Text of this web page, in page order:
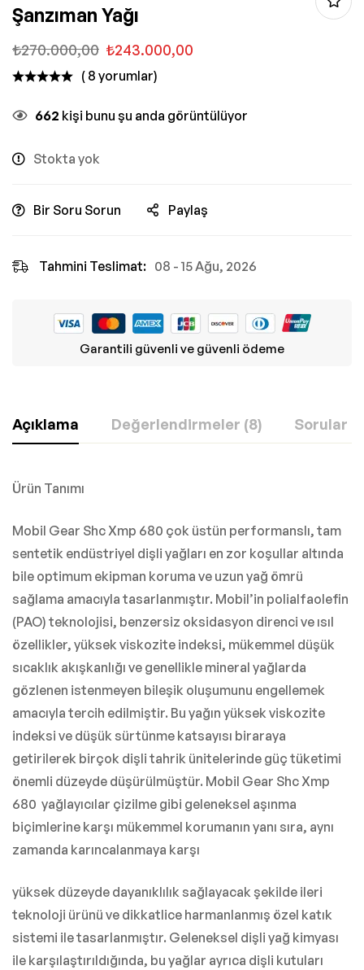
Şanzıman Yağı
₺270.000,00 ₺243.000,00
( 8 yorumlar)
662 kişi bunu şu anda görüntülüyor
Stokta yok
Bir Soru Sorun Paylaş
Tahmini Teslimat: 08 - 15 Ağu, 2026
Garantili güvenli ve güvenli ödeme
Açıklama Değerlendirmeler (8) Sorular
Ürün Tanımı
Mobil Gear Shc Xmp 680 çok üstün performanslı, tam
sentetik endüstriyel dişli yağları en zor koşullar altında
bile optimum ekipman koruma ve uzun yağ ömrü
sağlama amacıyla tasarlanmıştır. Mobil’in polialfaolefin
(PAO) teknolojisi, benzersiz oksidasyon direnci ve ısıl
özellikler, yüksek viskozite indeksi, mükemmel düşük
sıcaklık akışkanlığı ve genellikle mineral yağlarda
gözlenen istenmeyen bileşik oluşumunu engellemek
amacıyla tercih edilmiştir. Bu yağın yüksek viskozite
indeksi ve düşük sürtünme katsayısı biraraya
getirilerek birçok dişli tahrik ünitelerinde güç tüketimi
önemli düzeyde düşürülmüştür. Mobil Gear Shc Xmp
680 yağlayıcılar çizilme gibi geleneksel aşınma
biçimlerine karşı mükemmel korumanın yanı sıra, aynı
zamanda karıncalanmaya karşı
yüksek düzeyde dayanıklılık sağlayacak şekilde ileri
teknoloji ürünü ve dikkatlice harmanlanmış özel katık
sistemi ile tasarlanmıştır. Geleneksel dişli yağ kimyası
ile karşılaştırıldığında, bu yağlar ayrıca dişli kutuları